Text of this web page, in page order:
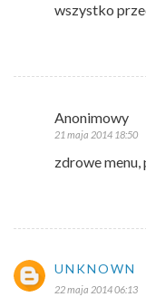
wszystko
Anonimowy
21 maja 2014 18:50
zdrowe menu,
UNKNOWN
22 maja 2014 06:13